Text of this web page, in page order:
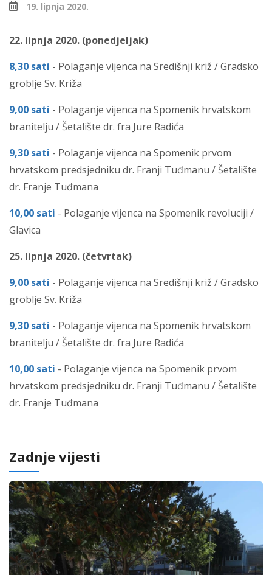
19. lipnja 2020.
22. lipnja 2020. (ponedjeljak)
8,30 sati - Polaganje vijenca na Središnji križ / Gradsko
groblje Sv. Križa
9,00 sati - Polaganje vijenca na Spomenik hrvatskom
branitelju / Šetalište dr. fra Jure Radića
9,30 sati - Polaganje vijenca na Spomenik prvom
hrvatskom predsjedniku dr. Franji Tuđmanu / Šetalište
dr. Franje Tuđmana
10,00 sati - Polaganje vijenca na Spomenik revoluciji /
Glavica
25. lipnja 2020. (četvrtak)
9,00 sati - Polaganje vijenca na Središnji križ / Gradsko
groblje Sv. Križa
9,30 sati - Polaganje vijenca na Spomenik hrvatskom
branitelju / Šetalište dr. fra Jure Radića
10,00 sati - Polaganje vijenca na Spomenik prvom
hrvatskom predsjedniku dr. Franji Tuđmanu / Šetalište
dr. Franje Tuđmana
Zadnje vijesti